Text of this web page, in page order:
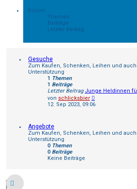
Themen
Aktive
Themen
Suche
FAQ
Forum
Themen
Beiträge
Letzter Beitrag
Gesuche
Zum Kaufen, Schenken, Leihen und
Unterstützung
1 Themen
1 Beiträge
Letzter Beitrag Junge Heldinnen
von schlicksbier
Beitrag
12. Sep 2023, 09:06
Angebote
Zum Kaufen, Schenken, Leihen und
Unterstützung
0 Themen
0Beiträge
Keine Beiträge